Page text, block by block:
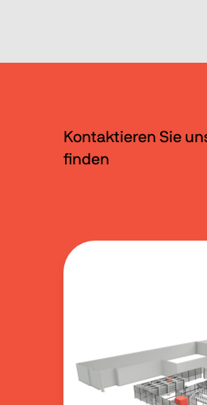
Kontaktieren Sie
finden